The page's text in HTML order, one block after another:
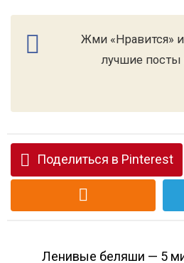
Жми «Нравится»
лучшие посты
Поделиться в Pinterest
Ленивые беляши — 5